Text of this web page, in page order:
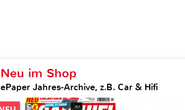
Neu im Shop
ePaper Jahres-Archive, z.B. Car & Hifi